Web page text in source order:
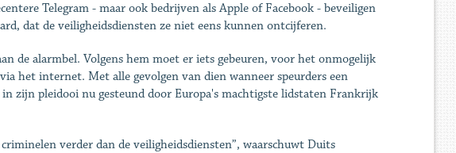
Telegram - maar ook bedrijven als Apple of Facebook - beveiligen
dat de veiligheidsdiensten ze niet eens kunnen ontcijferen.
de alarmbel. Volgens hem moet er iets gebeuren, voor het onmogelijk
het internet. Met alle gevolgen van dien wanneer speurders een
zijn pleidooi nu gesteund door Europa's machtigste lidstaten Frankrijk
verder dan de veiligheidsdiensten”, waarschuwt Duits